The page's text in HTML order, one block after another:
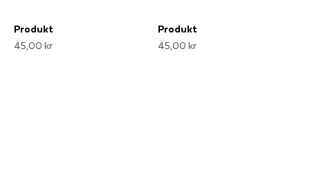
Produkt
45,00 kr
Produkt
45,00 kr